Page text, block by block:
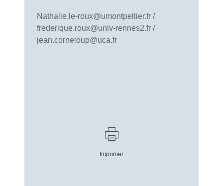
Nathalie.le-roux@umontpellier.fr /
frederique.roux@univ-rennes2.fr /
jean.corneloup@uca.fr
Imprimer